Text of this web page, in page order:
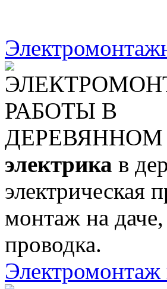
электрика в
электрическая
монтаж на
проводка.
Электромонтаж